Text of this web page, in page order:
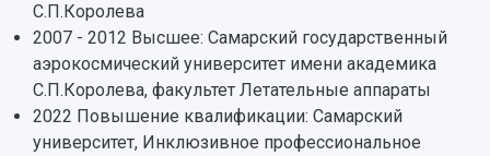
С.П.Королева
2007 - 2012 Высшее: Самарский государственный
аэрокосмический университет имени академика
С.П.Королева, факультет Летательные аппараты
2022 Повышение квалификации: Самарский
университет, Инклюзивное профессиональное